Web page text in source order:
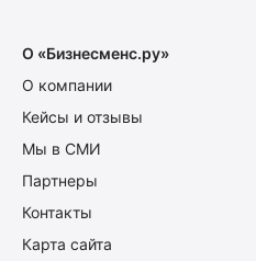
О «Бизнесменс.ру»
О компании
Кейсы и отзывы
Мы в СМИ
Партнеры
Контакты
Карта сайта